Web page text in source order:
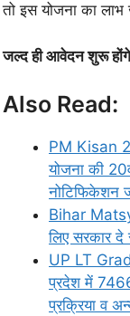
तो इस योजना का
जल्द ही आवेदन शुरू
Also Read:
PM Kisan
योजना की
नोटिफिकेशन
Bihar
लिए सरकार दे
UP LT
प्रदेश में
प्रक्रिया व